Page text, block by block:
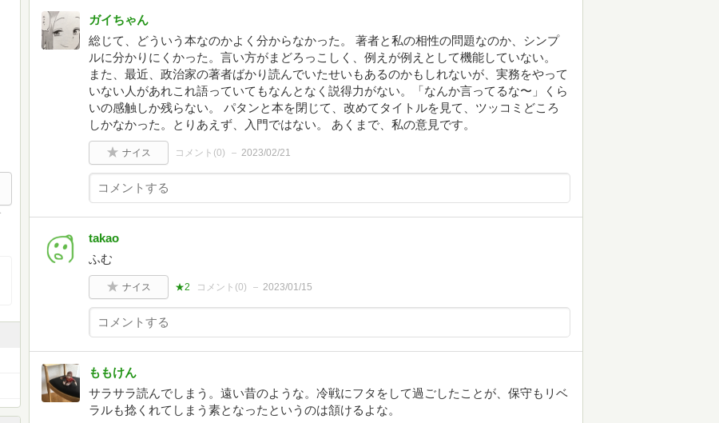
ガイちゃん
総じて、どういう本なのかよく分からなかった。 著者と私の相性の問題なのか、シンプ
ルに分かりにくかった。言い方がまどろっこしく、例えが例えとして機能していない。
また、最近、政治家の著者ばかり読んでいたせいもあるのかもしれないが、実務をやって
いない人があれこれ語っていてもなんとなく説得力がない。「なんか言ってるな〜」くら
いの感触しか残らない。 パタンと本を閉じて、改めてタイトルを見て、ツッコミどころ
しかなかった。とりあえず、入門ではない。 あくまで、私の意見です。
ナイス コメント(0) 2023/02/21
takao
ふむ
ナイス ★2 コメント(0) 2023/01/15
ももけん
サラサラ読んでしまう。遠い昔のような。冷戦にフタをして過ごしたことが、保守もリベ
ラルも捻くれてしまう素となったというのは頷けるよな。